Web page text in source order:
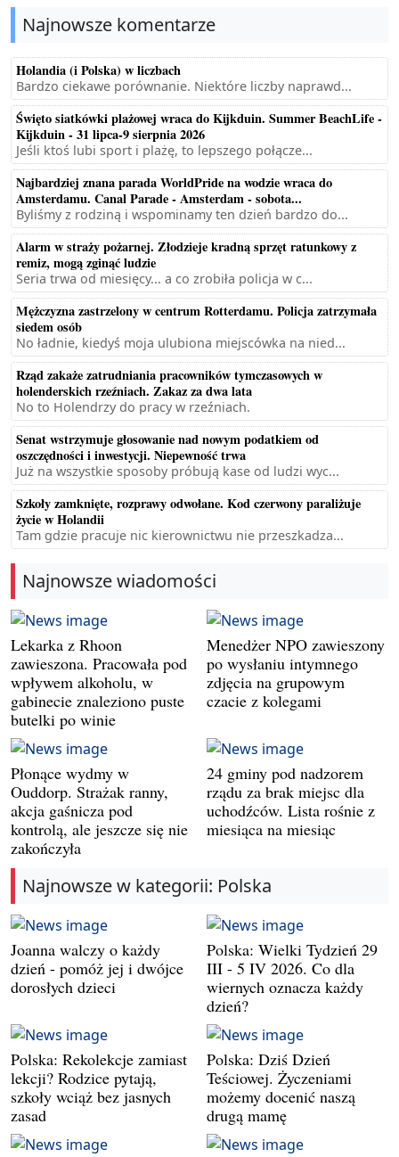
Najnowsze komentarze
Holandia (i Polska) w liczbach
Bardzo ciekawe porównanie. Niektóre liczby naprawd...
Święto siatkówki plażowej wraca do Kijkduin. Summer BeachLife -
Kijkduin - 31 lipca-9 sierpnia 2026
Jeśli ktoś lubi sport i plażę, to lepszego połącze...
Najbardziej znana parada WorldPride na wodzie wraca do
Amsterdamu. Canal Parade - Amsterdam - sobota...
Byliśmy z rodziną i wspominamy ten dzień bardzo do...
Alarm w straży pożarnej. Złodzieje kradną sprzęt ratunkowy z
remiz, mogą zginąć ludzie
Seria trwa od miesięcy... a co zrobiła policja w c...
Mężczyzna zastrzelony w centrum Rotterdamu. Policja zatrzymała
siedem osób
No ładnie, kiedyś moja ulubiona miejscówka na nied...
Rząd zakaże zatrudniania pracowników tymczasowych w
holenderskich rzeźniach. Zakaz za dwa lata
No to Holendrzy do pracy w rzeźniach.
Senat wstrzymuje głosowanie nad nowym podatkiem od
oszczędności i inwestycji. Niepewność trwa
Już na wszystkie sposoby próbują kase od ludzi wyc...
Szkoły zamknięte, rozprawy odwołane. Kod czerwony paraliżuje
życie w Holandii
Tam gdzie pracuje nic kierownictwu nie przeszkadza...
Najnowsze wiadomości
Lekarka z Rhoon
zawieszona. Pracowała pod
wpływem alkoholu, w
gabinecie znaleziono puste
butelki po winie
Menedżer NPO zawieszony
po wysłaniu intymnego
zdjęcia na grupowym
czacie z kolegami
Płonące wydmy w
Ouddorp. Strażak ranny,
akcja gaśnicza pod
kontrolą, ale jeszcze się nie
zakończyła
24 gminy pod nadzorem
rządu za brak miejsc dla
uchodźców. Lista rośnie z
miesiąca na miesiąc
Najnowsze w kategorii: Polska
Joanna walczy o każdy
dzień - pomóż jej i dwójce
dorosłych dzieci
Polska: Wielki Tydzień 29
III - 5 IV 2026. Co dla
wiernych oznacza każdy
dzień?
Polska: Rekolekcje zamiast
lekcji? Rodzice pytają,
szkoły wciąż bez jasnych
zasad
Polska: Dziś Dzień
Teściowej. Życzeniami
możemy docenić naszą
drugą mamę